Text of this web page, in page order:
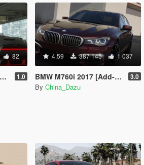
82
1.0
4.59 387 145 1 037
BMW M760i 2017 [Add-On] 3.0
By China_Dazu